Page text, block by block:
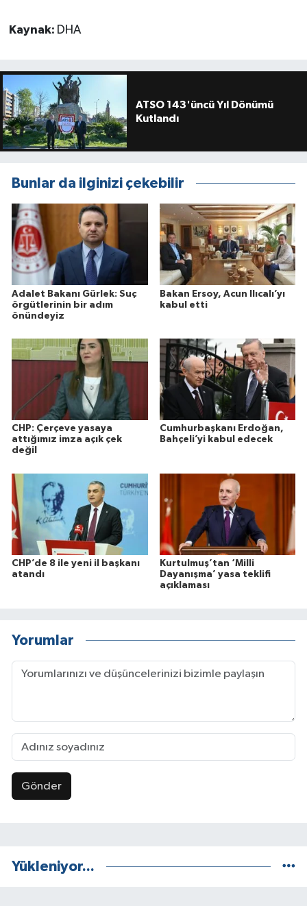
Kaynak: DHA
ATSO 143'üncü Yıl Dönümü
Kutlandı
Bunlar da ilginizi çekebilir
Adalet Bakanı Gürlek: Suç
örgütlerinin bir adım
önündeyiz
Bakan Ersoy, Acun Ilıcalı’yı
kabul etti
CHP: Çerçeve yasaya
attığımız imza açık çek
değil
Cumhurbaşkanı Erdoğan,
Bahçeli’yi kabul edecek
CHP’de 8 ile yeni il başkanı
atandı
Kurtulmuş’tan ‘Milli
Dayanışma’ yasa teklifi
açıklaması
Yorumlar
Gönder
Yükleniyor...